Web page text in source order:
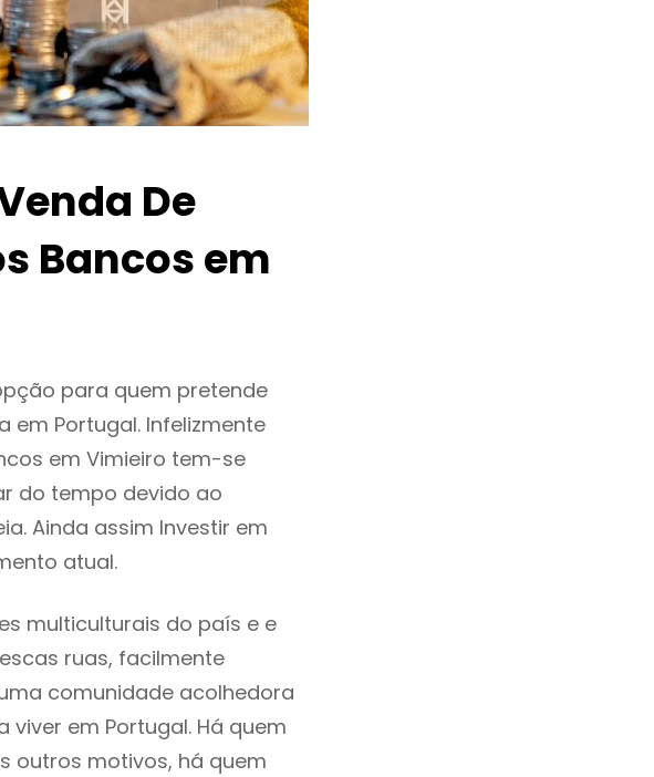
De
Bancos em
para quem pretende
Portugal. Infelizmente
em Vimieiro tem-se
do tempo devido ao
Ainda assim Investir em
atual.
multiculturais do país e e
ruas, facilmente
comunidade acolhedora
em Portugal. Há quem
outros motivos, há quem